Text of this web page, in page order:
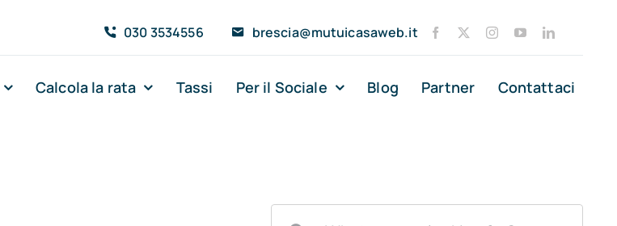
030 3534556 brescia@mutuicasaweb.it
Calcola la rata Tassi Per il Sociale Blog Partner Contattaci